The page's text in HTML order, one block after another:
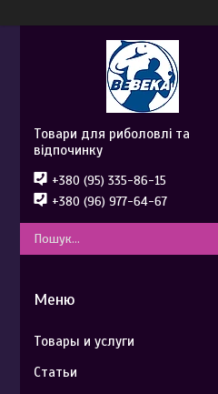
Товари для риболовлі та
відпочинку
+380 (95) 335-86-15
+380 (96) 977-64-67
Товары и услуги
Статьи